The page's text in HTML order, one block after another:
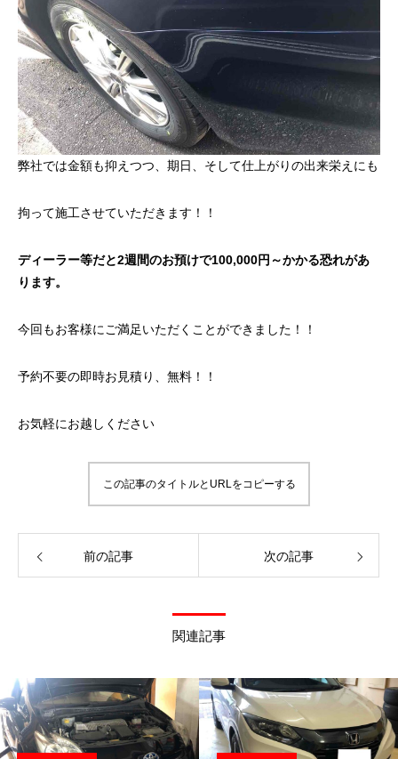
弊社では金額も抑えつつ、期日、そして仕上がりの出来栄えにも
拘って施工させていただきます！！
ディーラー等だと2週間のお預けで100,000円～かかる恐れがあ
ります。
今回もお客様にご満足いただくことができました！！
予約不要の即時お見積り、無料！！
お気軽にお越しください
この記事のタイトルとURLをコピーする
前の記事 次の記事
関連記事